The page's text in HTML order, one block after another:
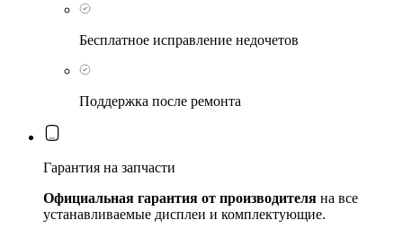
Бесплатное исправление недочетов
Поддержка после ремонта
Гарантия на запчасти
Официальная гарантия от производителя на все
устанавливаемые дисплеи и комплектующие.